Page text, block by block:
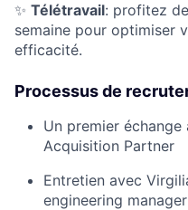
✨ Télétravail: profitez
semaine pour optimiser
efficacité.
Processus de
Un premier échange
Acquisition Partner
Entretien avec
engineering manager